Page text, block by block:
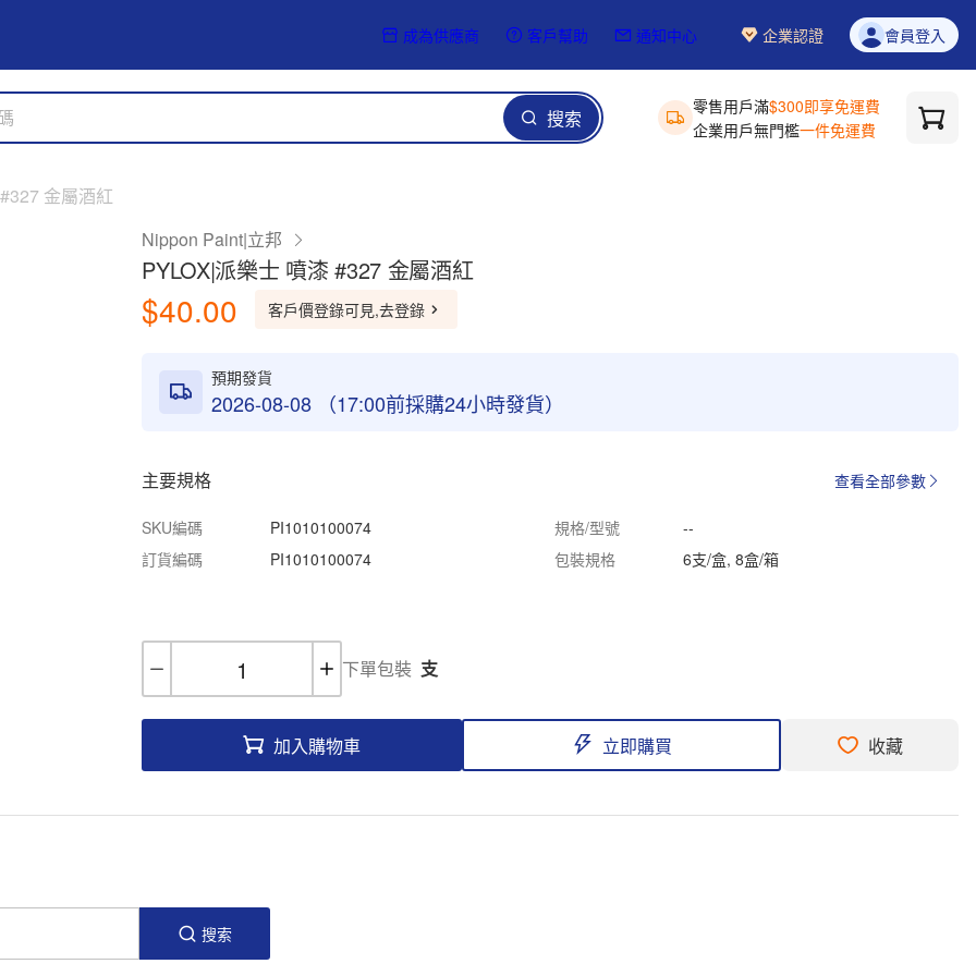
成為供應商 客戶幫助 通知中心 企業認證 會員登入
搜索 零售用戶滿$300即享免運費
企業用戶無門檻一件免運費
金屬酒紅
Nippon Paint|立邦
PYLOX|派樂士 噴漆 #327 金屬酒紅
$40.00 客戶價登錄可見,去登錄
預期發貨
2026-08-08 （17:00前採購24小時發貨）
主要規格 查看全部參數
SKU編碼 PI1010100074 規格/型號
--
訂貨編碼
PI1010100074 包裝規格 6支/盒, 8盒/箱
下單包裝 支
加入購物車 立即購買 收藏
搜索